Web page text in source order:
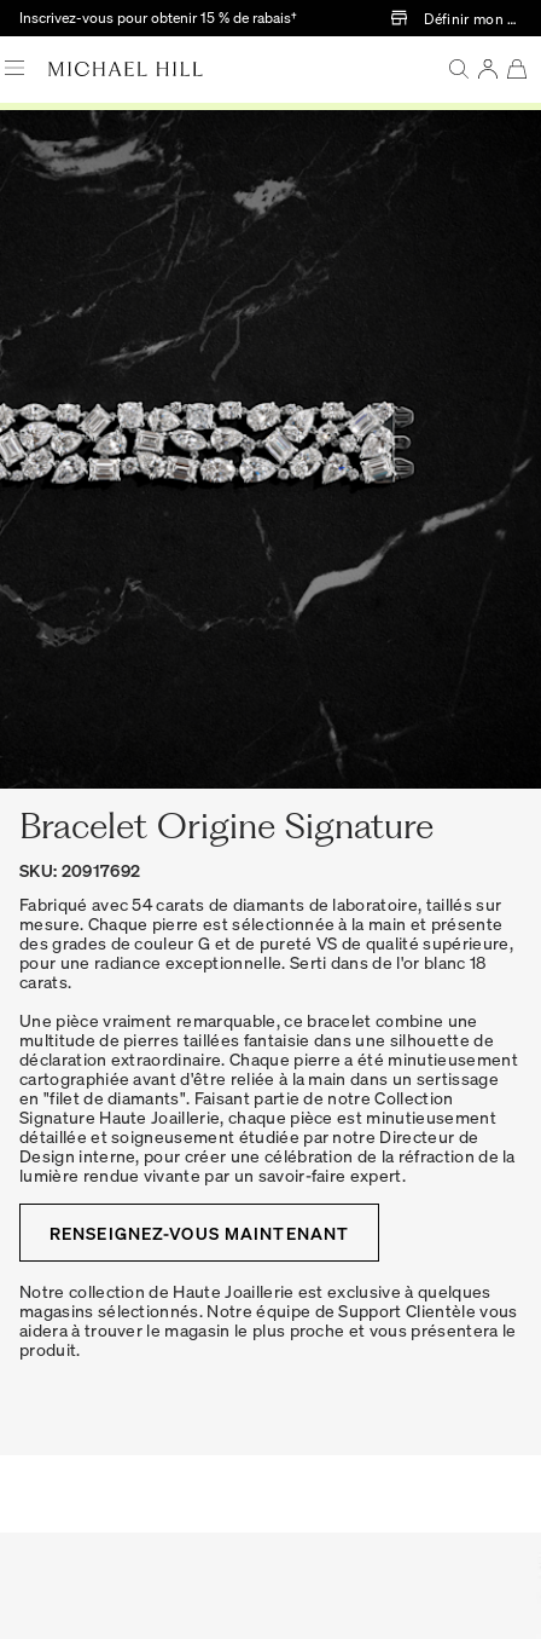
Passer au contenu principal
Inscrivez-vous pour obtenir 15 % de rabais† Définir mon
Bracelet Origine Signature
SKU: 20917692
Fabriqué avec 54 carats de diamants de laboratoire, taillés sur
mesure. Chaque pierre est sélectionnée à la main et présente
des grades de couleur G et de pureté VS de qualité supérieure,
pour une radiance exceptionnelle. Serti dans de l'or blanc 18
carats.
Une pièce vraiment remarquable, ce bracelet combine une
multitude de pierres taillées fantaisie dans une silhouette de
déclaration extraordinaire. Chaque pierre a été minutieusement
cartographiée avant d'être reliée à la main dans un sertissage
en "filet de diamants". Faisant partie de notre Collection
Signature Haute Joaillerie, chaque pièce est minutieusement
détaillée et soigneusement étudiée par notre Directeur de
Design interne, pour créer une célébration de la réfraction de la
lumière rendue vivante par un savoir-faire expert.
RENSEIGNEZ-VOUS MAINTENANT
Notre collection de Haute Joaillerie est exclusive à quelques
magasins sélectionnés. Notre équipe de Support Clientèle vous
aidera à trouver le magasin le plus proche et vous présentera le
produit.